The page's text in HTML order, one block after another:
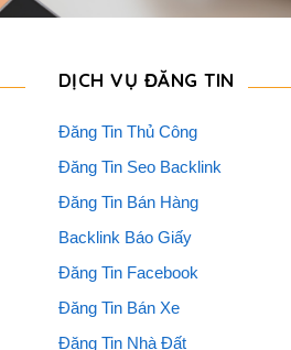
DỊCH VỤ ĐĂNG TIN
Đăng Tin Thủ Công
Đăng Tin Seo Backlink
Đăng Tin Bán Hàng
Backlink Báo Giấy
Đăng Tin Facebook
Đăng Tin Bán Xe
Đăng Tin Nhà Đất